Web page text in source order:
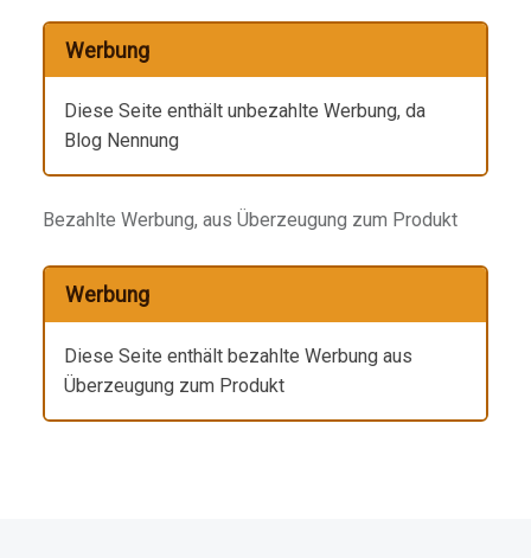
Werbung
Diese Seite enthält unbezahlte Werbung, da
Blog Nennung
Bezahlte Werbung, aus Überzeugung zum Produkt
Werbung
Diese Seite enthält bezahlte Werbung aus
Überzeugung zum Produkt